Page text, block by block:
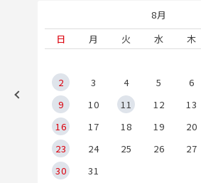
8月
日
月 火 水 木
2
3 4 5 6
9
10 11 12 13
16
17 18 19 20
23
24 25 26 27
30
31